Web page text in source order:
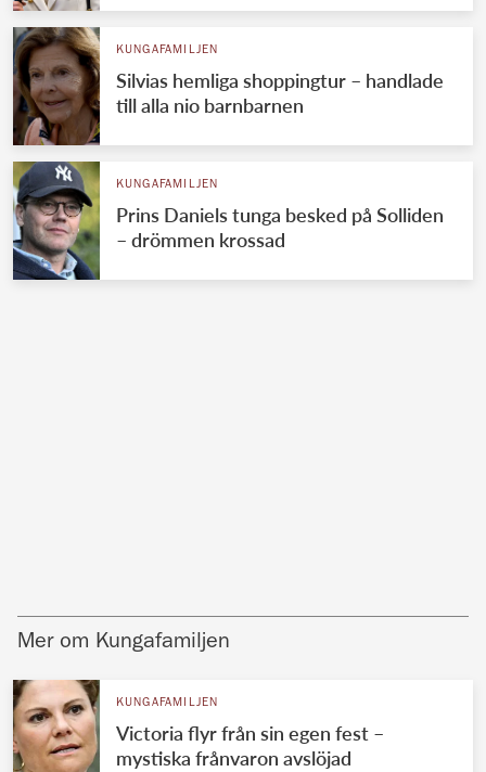
KUNGAFAMILJEN
Silvias hemliga shoppingtur – handlade
till alla nio barnbarnen
KUNGAFAMILJEN
Prins Daniels tunga besked på Solliden
– drömmen krossad
Mer om Kungafamiljen
KUNGAFAMILJEN
Victoria flyr från sin egen fest –
mystiska frånvaron avslöjad